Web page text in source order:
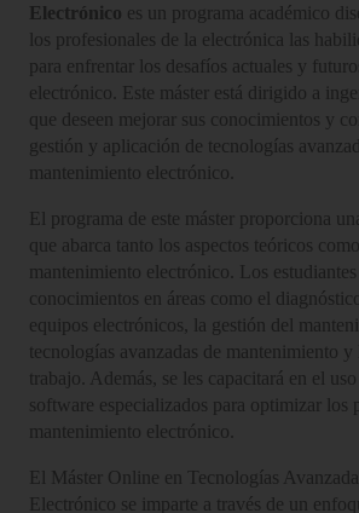
Electrónico es un programa académico
los profesionales de la electrónica las
para enfrentar los desafíos actuales y
electrónico. Este máster está dirigido a
que deseen mejorar sus conocimientos y
gestión y aplicación de tecnologías
mantenimiento electrónico.
El programa de este máster proporciona
que abarca tanto los aspectos teóricos
mantenimiento electrónico. Los
conocimientos en áreas como el
equipos electrónicos, la gestión del
tecnologías avanzadas de mantenimiento y
trabajo. Además, se les capacitará en el
software especializados para optimizar los
mantenimiento electrónico.
El Máster Online en Tecnologías
Electrónico se imparte a través de un